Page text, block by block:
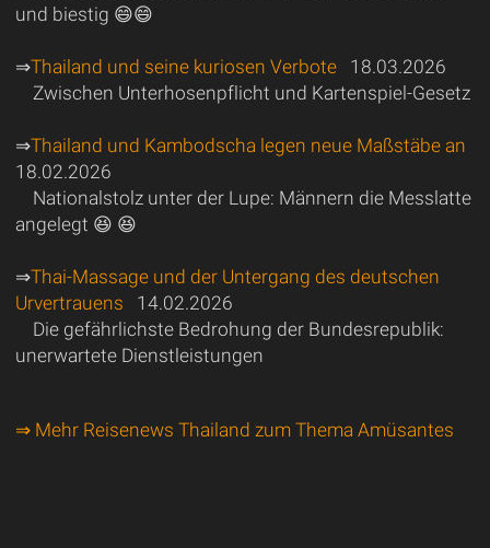
und biestig 😄😄
⇒Thailand und seine kuriosen Verbote18.03.2026
Zwischen Unterhosenpflicht und Kartenspiel-Gesetz
⇒Thailand und Kambodscha legen neue Maßstäbe an
18.02.2026
Nationalstolz unter der Lupe: Männern die Messlatte
angelegt 😆 😆
⇒Thai-Massage und der Untergang des deutschen
Urvertrauens 14.02.2026
Die gefährlichste Bedrohung der Bundesrepublik:
unerwartete Dienstleistungen
⇒ Mehr Reisenews Thailand zum Thema Amüsantes